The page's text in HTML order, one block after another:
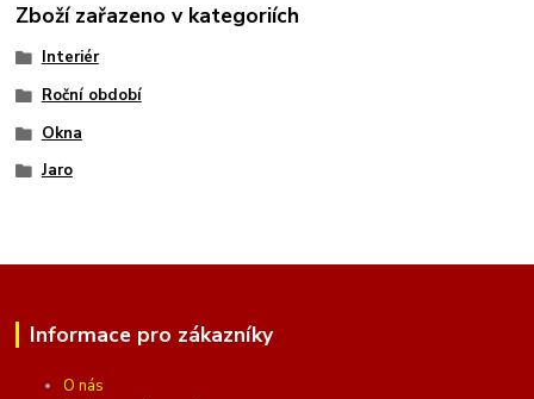
Zboží zařazeno v kategoriích
Interiér
Roční období
Okna
Jaro
Informace pro zákazníky
O nás